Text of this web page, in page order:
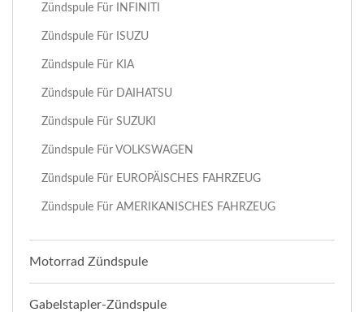
Zündspule Für INFINITI
Zündspule Für ISUZU
Zündspule Für KIA
Zündspule Für DAIHATSU
Zündspule Für SUZUKI
Zündspule Für VOLKSWAGEN
Zündspule Für EUROPÄISCHES FAHRZEUG
Zündspule Für AMERIKANISCHES FAHRZEUG
Motorrad Zündspule
Gabelstapler-Zündspule